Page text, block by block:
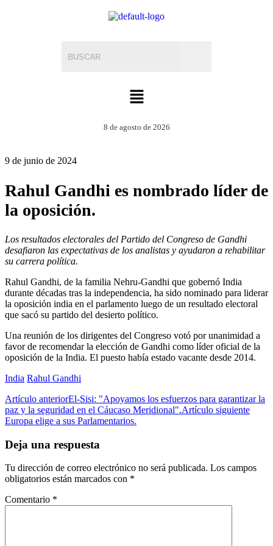
8 de agosto de 2026
9 de junio de 2024
Rahul Gandhi es nombrado líder de
la oposición.
Los resultados electorales del Partido del Congreso de Gandhi
desafiaron las expectativas de los analistas y ayudaron a rehabilitar
su carrera política.
Rahul Gandhi, de la familia Nehru-Gandhi que gobernó India
durante décadas tras la independencia, ha sido nominado para liderar
la oposición india en el parlamento luego de un resultado electoral
que sacó su partido del desierto político.
Una reunión de los dirigentes del Congreso votó por unanimidad a
favor de recomendar la elección de Gandhi como líder oficial de la
oposición de la India. El puesto había estado vacante desde 2014.
India Rahul Gandhi
Artículo anteriorEl-Sisi: "Apoyamos los esfuerzos para garantizar la
paz y la seguridad en el Cáucaso Meridional".Artículo siguiente
Europa elige a sus Parlamentarios.
Deja una respuesta
Tu dirección de correo electrónico no será publicada. Los campos
obligatorios están marcados con *
Comentario *